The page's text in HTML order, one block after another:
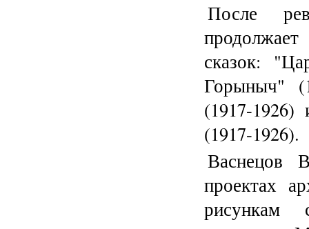
После
сказок:
Горыныч"
(1917-
(1917-1926).
Васнецов
проектах
рисункам